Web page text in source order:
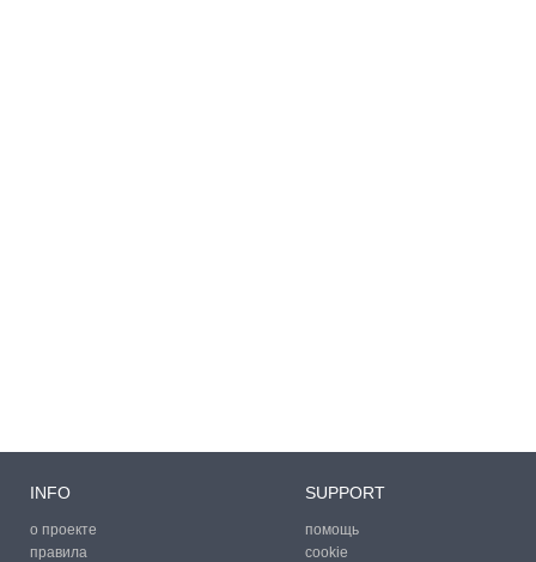
INFO
о проекте
правила
SUPPORT
помощь
cookie